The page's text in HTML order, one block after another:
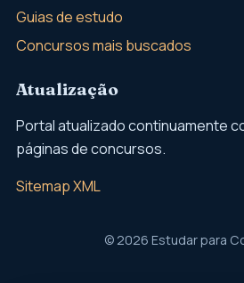
Guias de estudo
Concursos mais buscados
Atualização
Portal atualizado continuamente
páginas de concursos.
Sitemap XML
© 2026 Estudar para